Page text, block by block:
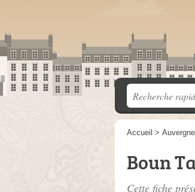
Accueil >
Boun
Cette fiche